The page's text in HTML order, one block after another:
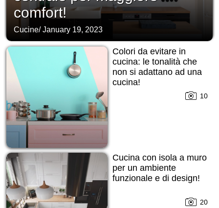
comfort!
Cucine/ January 19, 2023
Colori da evitare in
cucina: le tonalità che
non si adattano ad una
cucina!
10
Cucina con isola a muro
per un ambiente
funzionale e di design!
20